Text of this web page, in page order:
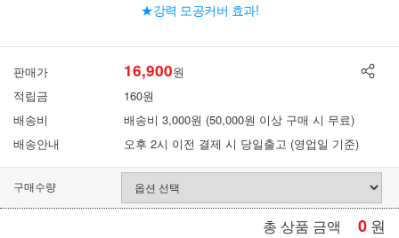
★강력 모공커버 효과!
판매가 16,900원
적립금
160원
배송비
배송비 3,000원 (50,000원 이상 구매 시 무료)
배송안내
오후 2시 이전 결제 시 당일출고 (영업일 기준)
구매수량
총 상품 금액 0 원